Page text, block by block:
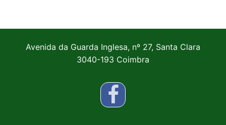
Avenida da Guarda Inglesa, nº 27, Santa Clara
3040-193 Coimbra